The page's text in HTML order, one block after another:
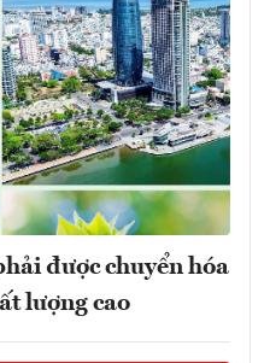
được chuyển hóa
lượng cao